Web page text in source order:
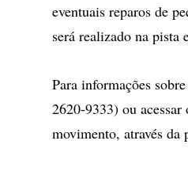
eventuais reparos de
será realizado na pista
Para informações
2620-9333) ou
movimento, através da